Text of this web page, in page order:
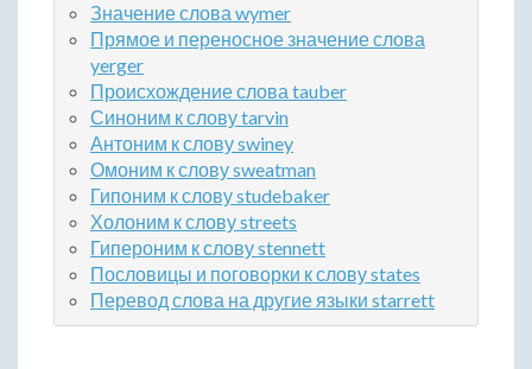
Значение слова wymer
Прямое и переносное значение слова
yerger
Происхождение слова tauber
Синоним к слову tarvin
Антоним к слову swiney
Омоним к слову sweatman
Гипоним к слову studebaker
Холоним к слову streets
Гипероним к слову stennett
Пословицы и поговорки к слову states
Перевод слова на другие языки starrett